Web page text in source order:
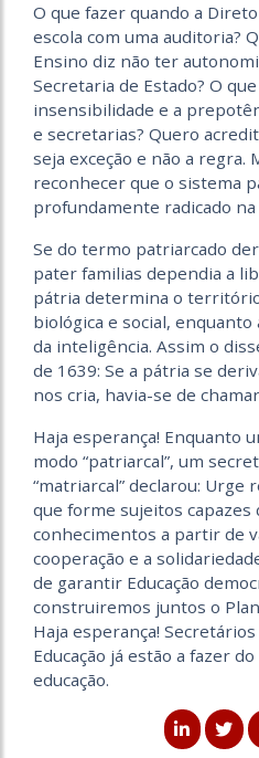
O que fazer quando a
escola com uma auditoria?
Ensino diz não ter
Secretaria de Estado? O
insensibilidade e a
e secretarias? Quero
seja exceção e não a regra.
reconhecer que o sistema
profundamente radicado
Se do termo patriarcado
pater familias dependia a
pátria determina o
biológica e social,
da inteligência. Assim o
de 1639: Se a pátria se
nos cria, havia-se de
Haja esperança! Enquanto
modo “patriarcal”, um
“matriarcal” declarou: Urge
que forme sujeitos
conhecimentos a partir de
cooperação e a
de garantir Educação
construiremos juntos o
Haja esperança!
Educação já estão a fazer
educação.